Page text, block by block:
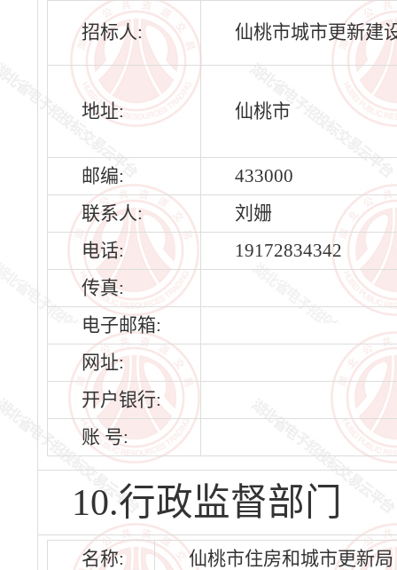
招标人: 仙桃市城市更新建
地址: 仙桃市
邮编:
433000
联系人:
刘姗
电话:
19172834342
传真:
电子邮箱:
网址:
开户银行:
账 号:
10.行政监督部门
名称:
仙桃市住房和城市更新局